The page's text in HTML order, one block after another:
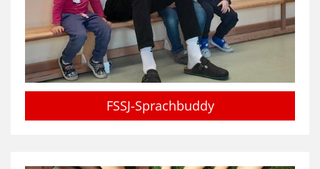
FSSJ-Sprachbuddy